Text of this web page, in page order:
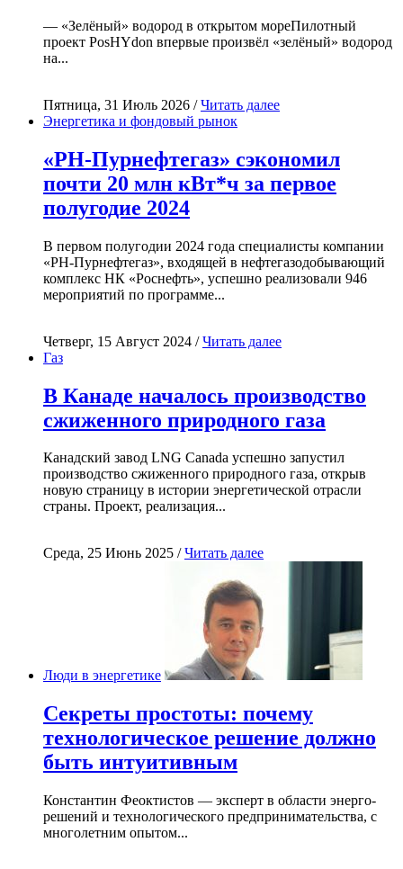
— «Зелёный» водород в открытом мореПилотный
проект PosHYdon впервые произвёл «зелёный» водород
на...
Пятница, 31 Июль 2026 /Читать далее
Энергетика и фондовый рынок
«РН-Пурнефтегаз» сэкономил
почти 20 млн кВт*ч за первое
полугодие 2024
В первом полугодии 2024 года специалисты компании
«РН-Пурнефтегаз», входящей в нефтегазодобывающий
комплекс НК «Роснефть», успешно реализовали 946
мероприятий по программе...
Четверг, 15 Август 2024 /Читать далее
Газ
В Канаде началось производство
сжиженного природного газа
Канадский завод LNG Canada успешно запустил
производство сжиженного природного газа, открыв
новую страницу в истории энергетической отрасли
страны. Проект, реализация...
Среда, 25 Июнь 2025 /Читать далее
Люди в энергетике
Секреты простоты: почему
технологическое решение должно
быть интуитивным
Константин Феоктистов — эксперт в области энерго-
решений и технологического предпринимательства, с
многолетним опытом...